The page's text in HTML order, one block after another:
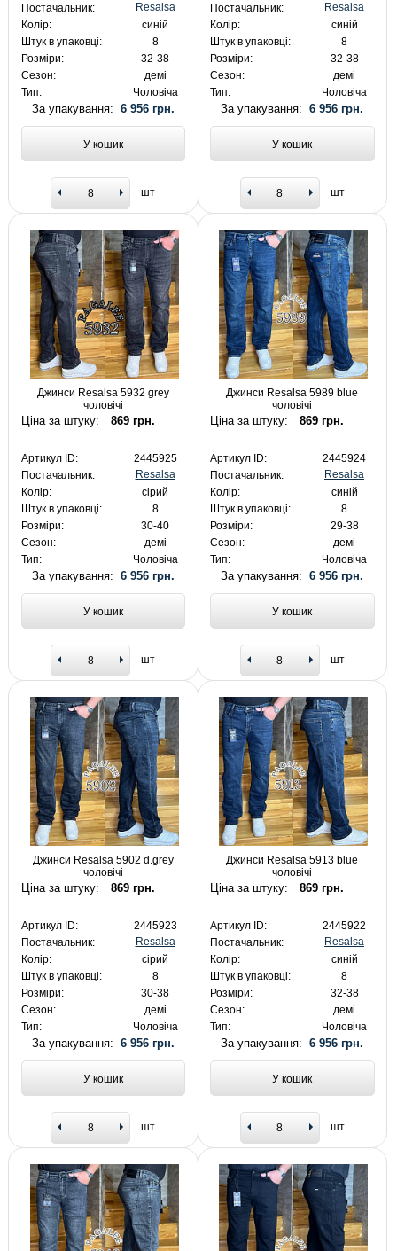
Постачальник:
Resalsa
Колір:
синій
Штук в упаковці:
8
Розміри:
32-38
Сезон:
демі
Тип:
Чоловіча
За упакування: 6 956 грн.
У кошик
шт
Постачальник:
Resalsa
Колір:
синій
Штук в упаковці:
8
Розміри:
32-38
Сезон:
демі
Тип:
Чоловіча
За упакування:6 956 грн.
У кошик
шт
Джинси Resalsa 5932 grey
чоловічі
Ціна за штуку: 869 грн.
Артикул ID:
2445925
Постачальник:
Resalsa
Колір:
сірий
Штук в упаковці:
8
Розміри:
30-40
Сезон:
демі
Тип:
Чоловіча
За упакування: 6 956 грн.
У кошик
шт
Джинси Resalsa 5989 blue
чоловічі
Ціна за штуку: 869 грн.
Артикул ID:
2445924
Постачальник:
Resalsa
Колір:
синій
Штук в упаковці:
8
Розміри:
29-38
Сезон:
демі
Тип:
Чоловіча
За упакування:6 956 грн.
У кошик
шт
Джинси Resalsa 5902 d.grey
чоловічі
Ціна за штуку: 869 грн.
Артикул ID:
2445923
Постачальник:
Resalsa
Колір:
сірий
Штук в упаковці:
8
Розміри:
30-38
Сезон:
демі
Тип:
Чоловіча
За упакування: 6 956 грн.
У кошик
шт
Джинси Resalsa 5913 blue
чоловічі
Ціна за штуку: 869 грн.
Артикул ID:
2445922
Постачальник:
Resalsa
Колір:
синій
Штук в упаковці:
8
Розміри:
32-38
Сезон:
демі
Тип:
Чоловіча
За упакування:6 956 грн.
У кошик
шт